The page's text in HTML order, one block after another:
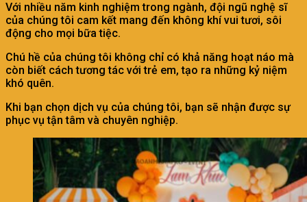
Với nhiều năm kinh nghiệm trong ngành, đội ngũ nghệ sĩ
của chúng tôi cam kết mang đến không khí vui tươi, sôi
động cho mọi bữa tiệc.
Chú hề của chúng tôi không chỉ có khả năng hoạt náo mà
còn biết cách tương tác với trẻ em, tạo ra những kỷ niệm
khó quên.
Khi bạn chọn dịch vụ của chúng tôi, bạn sẽ nhận được sự
phục vụ tận tâm và chuyên nghiệp.